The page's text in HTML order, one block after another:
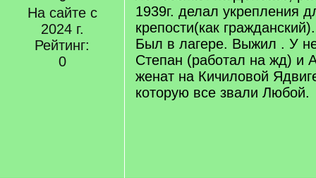
На сайте с
2024 г.
Рейтинг:
0
1939г. делал укрепления
крепости(как
Был в лагере. Выжил . У
Степан (работал на жд) и
женат на Кичиловой
которую все звали Любой.